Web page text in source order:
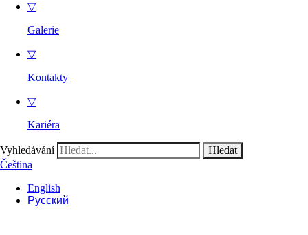
▽
Galerie
▽
Kontakty
▽
Kariéra
Vyhledávání
Čeština
English
Русский